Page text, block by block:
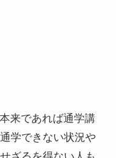
来であれば通学講
学できない状況や